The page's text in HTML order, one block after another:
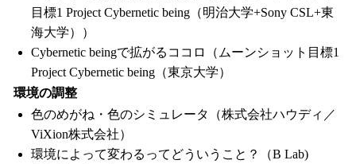
目標1 Project Cybernetic being（明治大学+Sony CSL+東
海大学））
Cybernetic beingで拡がるココロ（ムーンショット目標1
Project Cybernetic being（東京大学）
環境の調整
色のめがね・色のシミュレータ（株式会社ハウディ／
ViXion株式会社）
環境によって変わるってどういうこと？（B Lab)